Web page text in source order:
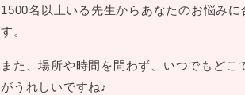
1500名以上いる先生からあなたのお悩み
す。
また、場所や時間を問わず、いつでもど
がうれしいですね♪